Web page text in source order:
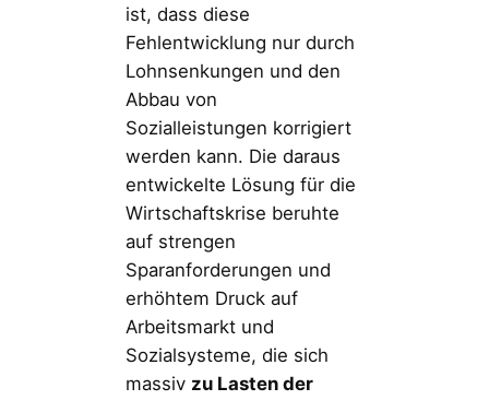
ist, dass diese
Fehlentwicklung nur durch
Lohnsenkungen und den
Abbau von
Sozialleistungen korrigiert
werden kann. Die daraus
entwickelte Lösung für die
Wirtschaftskrise beruhte
auf strengen
Sparanforderungen und
erhöhtem Druck auf
Arbeitsmarkt und
Sozialsysteme, die sich
massiv zu Lasten der